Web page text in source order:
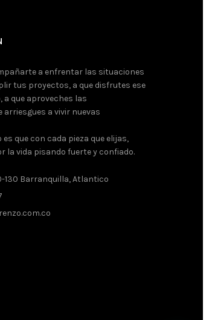
a enfrentar las situaciones
tus proyectos, a que disfrutes ese
a que aproveches las
arriesgues a vivir nuevas
que con cada pieza que elijas,
la vida pisando fuerte y confiado.
130 Barranquilla, Atlantico